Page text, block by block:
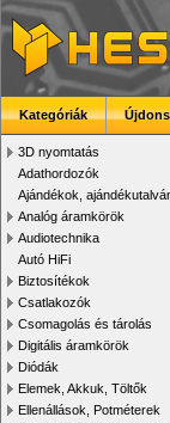
Kategóriák
3D nyomtatás
Adathordozók
Ajándékok,
Analóg áramkörök
Audiotechnika
Autó HiFi
Biztosítékok
Csatlakozók
Csomagolás és tárolás
Digitális áramkörök
Diódák
Elemek, Akkuk, Töltők
Ellenállások, Potméterek